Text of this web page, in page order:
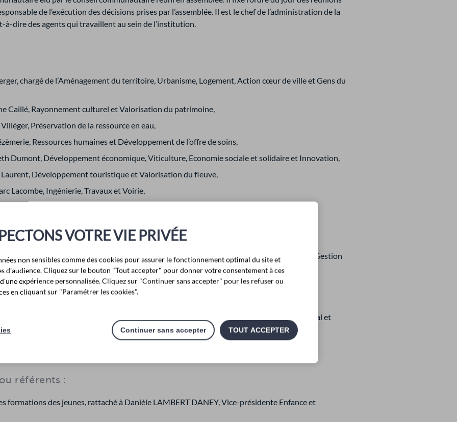
de l’exécution des décisions prises par l’assemblée. Il est le chef de l’administration de la
à-dire des agents qui travaillent au sein de l’institution.
chargé de l’Aménagement du territoire, Urbanisme, Logement, Action cœur de ville et Gens du
Caillé, Rayonnement culturel et Valorisation du patrimoine,
Préservation de la ressource en eau,
Ressources humaines et Développement de l’offre de soins,
Dumont, Développement économique, Viticulture, Economie sociale et solidaire et Innovation,
Laurent, Développement touristique et Valorisation du fleuve,
Lacombe, Ingénierie, Travaux et Voirie,
Lambert Daney, Enfance et Jeunesse,
Pierre Rey-Boureau, Solidarité communautaire, E-administration, Contractualisations et Gestion
Georges, Economie circulaire, Prévention et collecte des déchets,
Nau, Développement durable, Biodiversité, Transition écologique, Plan alimentaire territorial et
référents :
formations des jeunes, rattaché à Danièle LAMBERT DANEY, Vice-présidente Enfance et
VOTRE VIE PRIVÉE
non sensibles comme des cookies pour assurer le fonctionnement optimal du site et
d’audience. Cliquez sur le bouton "Tout accepter" pour donner votre consentement à ces
expérience personnalisée. Cliquez sur "Continuer sans accepter" pour les refuser ou
en cliquant sur "Paramétrer les cookies".
TOUT ACCEPTER
Continuer sans accepter